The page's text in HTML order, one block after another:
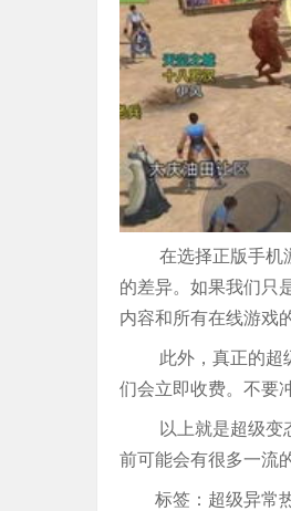
在选择正版手机
的差异。如果我们只
内容和所有在线游戏
此外，真正的超
们会立即收费。不要
以上就是超级
前可能会有很多一流
标签：超级异常